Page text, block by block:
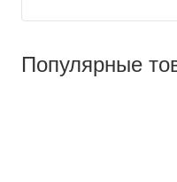
Популярные